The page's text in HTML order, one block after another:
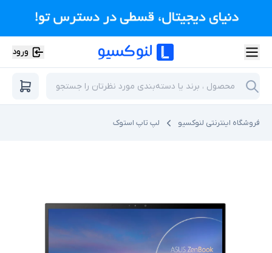
ورود
فروشگاه اینترنتی لنوکسیو لپ تاپ استوک